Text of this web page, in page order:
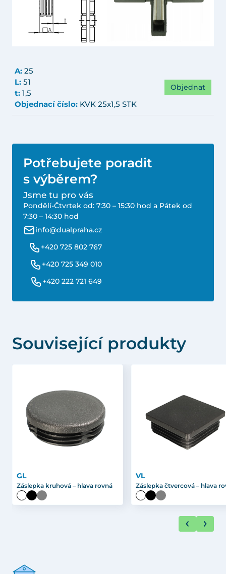
A: 25
L: 51
t: 1,5
Objednací číslo: KVK 25x1,5 STK
Objednat
Potřebujete poradit
s výběrem?
Jsme tu pro vás
Pondělí-Čtvrtek od: 7:30 – 15:30 hod a Pátek od
7:30 – 14:30 hod
info@dualpraha.cz
+420 725 802 767
+420 725 349 010
+420 222 721 649
Související produkty
GL
Záslepka kruhová – hlava rovná
VL
Záslepka čtvercová – hlava